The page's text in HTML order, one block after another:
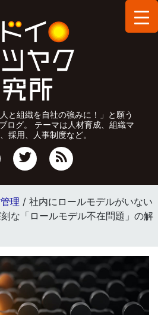
と組織を自社の強みに！」と願う
ログ。 テーマは人材育成、組織マ
採用、人事制度など。
理 / 社内にロールモデルがいない
な「ロールモデル不在問題」の解